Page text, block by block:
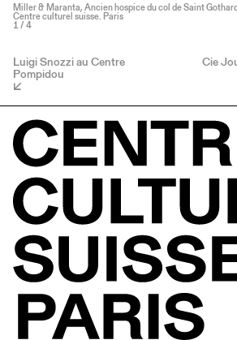
Miller & Maranta, Ancien hospice du col de Saint
Centre culturel suisse. Paris
1 / 4
Luigi Snozzi au Centre
Pompidou
Cie